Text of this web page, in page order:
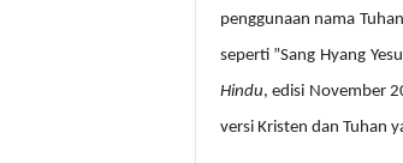
penggunaan nama
seperti ”Sang Hyang
Hindu, edisi November
versi Kristen dan Tuhan